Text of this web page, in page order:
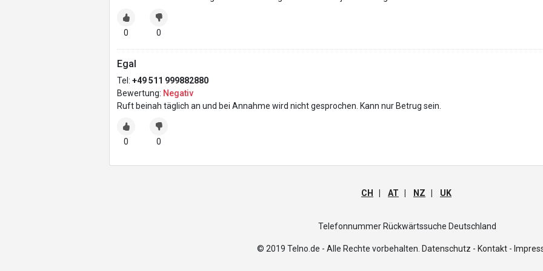
0 0
Egal
Tel: +49 511 999882880
Bewertung: Negativ
Ruft beinah täglich an und bei Annahme wird nicht gesprochen. Kann nur Betrug sein.
0 0
CH AT NZ UK
Telefonnummer Rückwärtssuche Deutschland
© 2019 Telno.de - Alle Rechte vorbehalten. Datenschutz - Kontakt -